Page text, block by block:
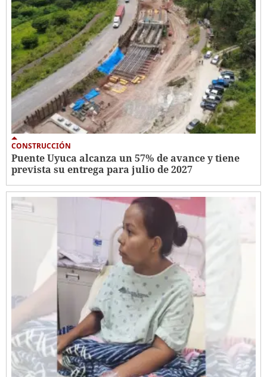
CONSTRUCCIÓN
Puente Uyuca alcanza un 57% de avance y tiene
prevista su entrega para julio de 2027